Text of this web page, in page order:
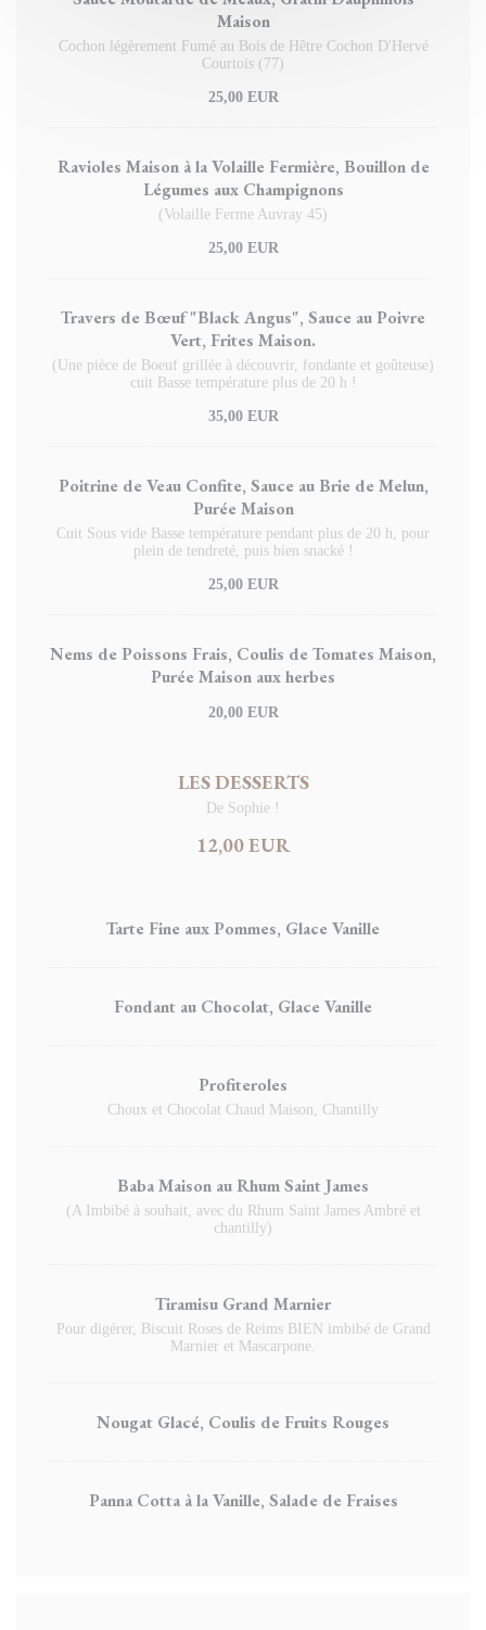
Maison
Cochon légèrement Fumé au Bois de Hêtre Cochon D'Hervé
Courtois (77)
25,00 EUR
Ravioles Maison à la Volaille Fermière, Bouillon de
Légumes aux Champignons
(Volaille Ferme Auvray 45)
25,00 EUR
Travers de Bœuf "Black Angus", Sauce au Poivre
Vert, Frites Maison.
(Une pièce de Boeuf grillée à découvrir, fondante et goûteuse)
cuit Basse température plus de 20 h !
35,00 EUR
Poitrine de Veau Confite, Sauce au Brie de Melun,
Purée Maison
Cuit Sous vide Basse température pendant plus de 20 h, pour
plein de tendreté, puis bien snacké !
25,00 EUR
Nems de Poissons Frais, Coulis de Tomates Maison,
Purée Maison aux herbes
20,00 EUR
LES DESSERTS
De Sophie !
12,00 EUR
Tarte Fine aux Pommes, Glace Vanille
Fondant au Chocolat, Glace Vanille
Profiteroles
Choux et Chocolat Chaud Maison, Chantilly
Baba Maison au Rhum Saint James
(A Imbibé à souhait, avec du Rhum Saint James Ambré et
chantilly)
Tiramisu Grand Marnier
Pour digérer, Biscuit Roses de Reims BIEN imbibé de Grand
Marnier et Mascarpone.
Nougat Glacé, Coulis de Fruits Rouges
Panna Cotta à la Vanille, Salade de Fraises